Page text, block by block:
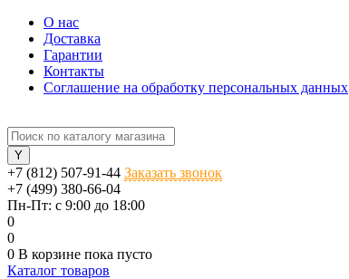
О нас
Доставка
Гарантии
Контакты
Соглашение на обработку персональных данных
+7 (812) 507-91-44 Заказать звонок
+7 (499) 380-66-04
Пн-Пт: с 9:00 до 18:00
0
0
0 В корзине пока пусто
Каталог товаров